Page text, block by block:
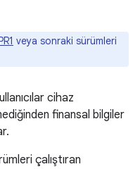
veya sonraki sürümleri
cihaz
finansal bilgiler
çalıştıran